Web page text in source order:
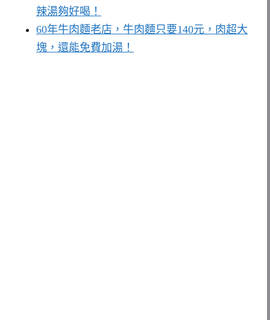
辣湯夠好喝！
60年牛肉麵老店，牛肉麵只要140元，肉超大
塊，還能免費加湯！